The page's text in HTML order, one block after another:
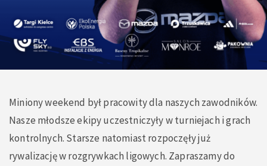
Miniony weekend był pracowity dla naszych zawodników.
Nasze młodsze ekipy uczestniczyły w turniejach i grach
kontrolnych. Starsze natomiast rozpoczęły już
rywalizację w rozgrywkach ligowych. Zapraszamy do